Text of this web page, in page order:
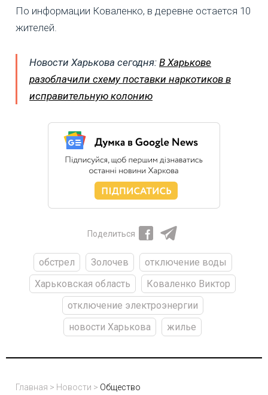
По информации Коваленко, в деревне остается 10
жителей.
Новости Харькова сегодня: В Харькове
разоблачили схему поставки наркотиков в
исправительную колонию
Поделиться
обстрел Золочев
отключение воды
Харьковская область
Коваленко Виктор
отключение электроэнергии
новости Харькова
жилье
Главная > Новости > Общество